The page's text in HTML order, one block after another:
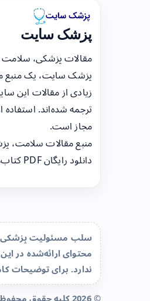
پزشک سایت
مقالات پزشکی،
پزشک سایت، یک
زیادی از مقالات این
ترجمه شده‌اند. استفاده
مجاز است.
منبع مقالات سلامت،
دانلود رایگان PDF کتاب‌های پزشکی.
سلب مسئولیت پزشکی
محتوای ارائه‌شده در
ندارد. برای توضیحات
© 2026 کلیه حقوق محفوظ است.